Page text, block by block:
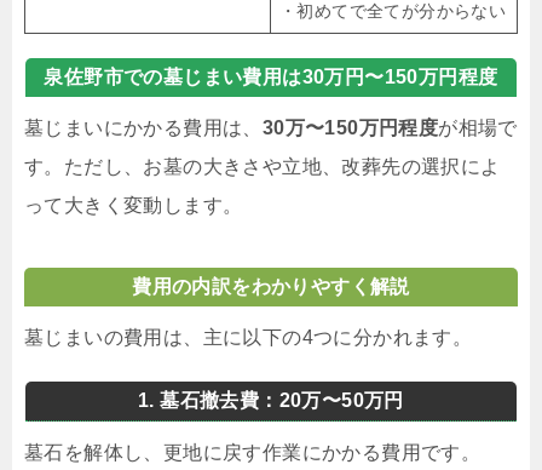
・初めてで全てが分からない
泉佐野市での墓じまい費用は30万円〜150万円程度
墓じまいにかかる費用は、 30万〜150万円程度が相場で
す。ただし、お墓の大きさや立地、改葬先の選択によ
って大きく変動します。
費用の内訳をわかりやすく解説
墓じまいの費用は、主に以下の4つに分かれます。
1. 墓石撤去費：20万〜50万円
墓石を解体し、更地に戻す作業にかかる費用です。